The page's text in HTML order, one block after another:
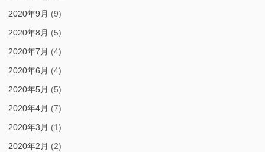
2020年9月 (9)
2020年8月 (5)
2020年7月 (4)
2020年6月 (4)
2020年5月 (5)
2020年4月 (7)
2020年3月 (1)
2020年2月 (2)